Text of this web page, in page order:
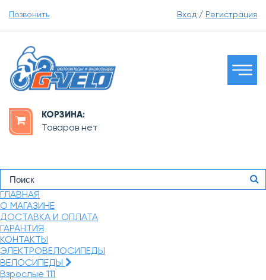
Позвонить Вход / Регистрация
КОРЗИНА:
Товаров нет
ГЛАВНАЯ
О МАГАЗИНЕ
ДОСТАВКА И ОПЛАТА
ГАРАНТИЯ
КОНТАКТЫ
ЭЛЕКТРОВЕЛОСИПЕДЫ
ВЕЛОСИПЕДЫ
Взрослые 111